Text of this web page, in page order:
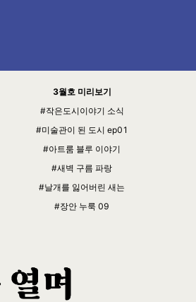
3월호 미리보기
#작은도시이야기 소식
#미술관이 된 도시 ep01
#아트룸 블루 이야기
#새벽 구름 파랑
#날개를 잃어버린 새는
#장안 누룩 09